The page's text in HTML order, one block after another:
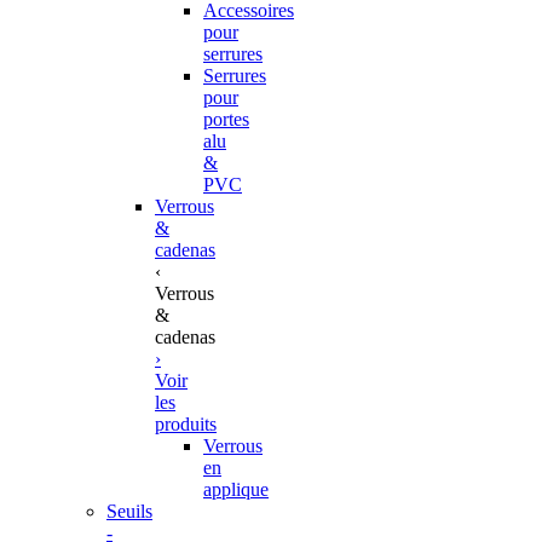
Accessoires
pour
serrures
Serrures
pour
portes
alu
&
PVC
Verrous
&
cadenas
‹
Verrous
&
cadenas
›
Voir
les
produits
Verrous
en
applique
Seuils
-